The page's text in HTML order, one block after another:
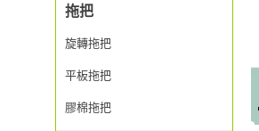
拖把
旋轉拖把
平板拖把
膠棉拖把